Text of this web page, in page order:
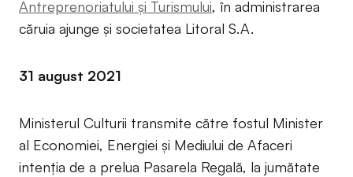
Antreprenoriatului și Turismului, în administrarea
căruia ajunge și societatea Litoral S.A.
31 august 2021
Ministerul Culturii transmite către fostul Minister
al Economiei, Energiei și Mediului de Afaceri
intenția de a prelua Pasarela Regală, la jumătate